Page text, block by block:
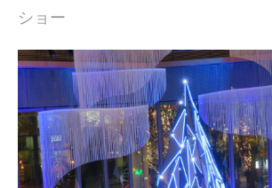
ショー